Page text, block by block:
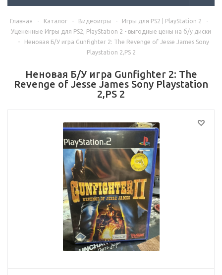
Главная - Каталог - Видеоигры - Игры для PS2 | PlayStation 2
-
Уцененные Игры для PS2, PlayStation 2 - выгодные цены на б/у диски
-
Неновая Б/У игра Gunfighter 2: The Revenge of Jesse James Sony
Playstation 2,PS 2
Неновая Б/У игра Gunfighter 2: The
Revenge of Jesse James Sony Playstation
2,PS 2